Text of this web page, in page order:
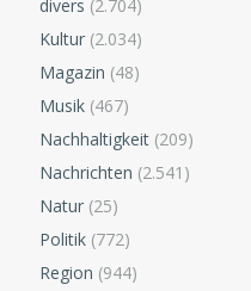
divers (2.704)
Kultur (2.034)
Magazin (48)
Musik (467)
Nachhaltigkeit (209)
Nachrichten (2.541)
Natur (25)
Politik (772)
Region (944)